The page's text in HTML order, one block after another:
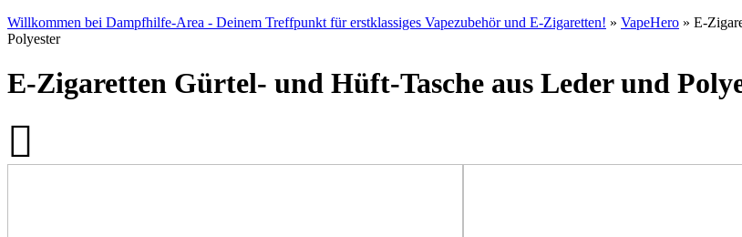
Willkommen bei Dampfhilfe-Area - Deinem Treffpunkt für erstklassiges Vapezubehör und E-Zigaretten! » VapeHero » E-
Polyester
E-Zigaretten Gürtel- und Hüft-Tasche aus Leder und